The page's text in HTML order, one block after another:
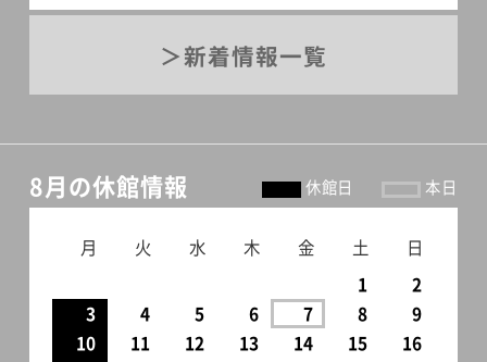
新着情報一覧
8月の休館情報 休館日 本日
月 火 水 木 金 土 日
1
2
3
4 5 6 7 8
9
10
11 12 13 14 15
16